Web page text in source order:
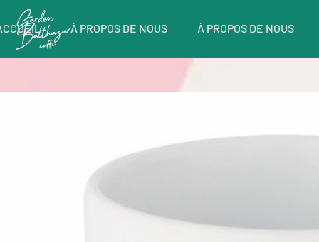
À PROPOS DE NOUS À PROPOS DE NOUS